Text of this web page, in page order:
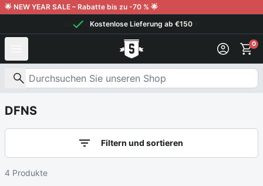
Weiter zum Inhalt
🌟 NEW YEAR SALE – Rabatte bis zu -70 % 🌟
Kostenlose Lieferung ab €150
0
Nach Produkten suchen
DFNS
Filtern und sortieren
4 Produkte